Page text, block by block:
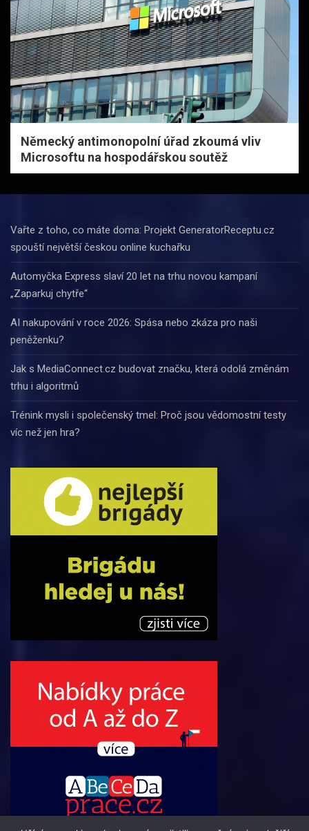
Německý antimonopolní úřad zkoumá vliv
Microsoftu na hospodářskou soutěž
Vařte z toho, co máte doma: Projekt GeneratorReceptu.cz
spouští největší českou online kuchařku
Automyčka Express slaví 20 let na trhu novou kampaní
„Zaparkuj chytře“
AI nakupování v roce 2026: Spása nebo zkáza pro naši
peněženku?
Jak s MediaConnect.cz budovat značku, která odolá změnám
trhu i algoritmů
Trénink mysli i společenský tmel: Proč jsou vědomostní testy
víc než jen hra?